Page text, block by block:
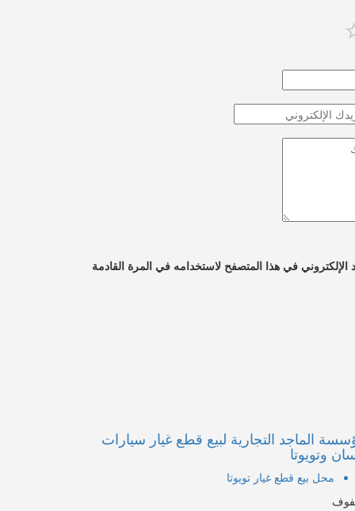
الإلكتروني في هذا المتصفح لاستخدامه في المرة القادمة
الماجد التجارية لبيع قطع غيار سيارات
وتويوتا
محل بيع قطع غيار تويوتا